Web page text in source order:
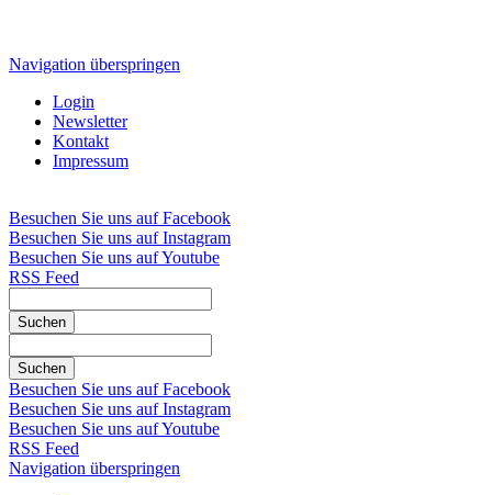
Navigation überspringen
Login
Newsletter
Kontakt
Impressum
Besuchen Sie uns auf Facebook
Besuchen Sie uns auf Instagram
Besuchen Sie uns auf Youtube
RSS Feed
Suchen
Suchen
Besuchen Sie uns auf Facebook
Besuchen Sie uns auf Instagram
Besuchen Sie uns auf Youtube
RSS Feed
Navigation überspringen